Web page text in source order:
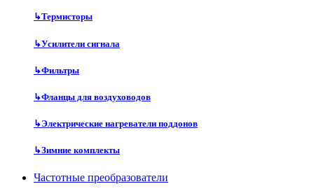
↳Термисторы
↳Усилители сигнала
↳Фильтры
↳Фланцы для воздуховодов
↳Электрические нагреватели поддонов
↳Зимние комплекты
Частотные преобразователи